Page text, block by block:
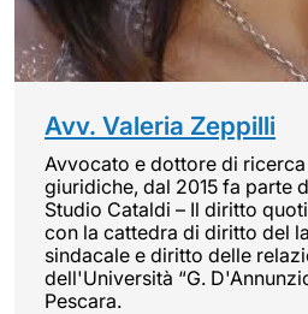
Avv. Valeria Zeppilli
Avvocato e dottore di
giuridiche, dal 2015 fa parte
Studio Cataldi – Il diritto
con la cattedra di diritto del
sindacale e diritto delle
dell'Università “G.
Pescara.